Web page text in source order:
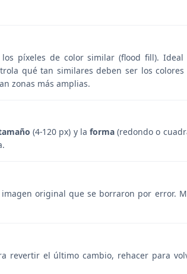
píxeles de color similar (flood fill). Ideal
qué tan similares deben ser los colores
zonas más amplias.
(4-120 px) y laforma (redondo o
original que se borraron por error.
revertir el último cambio, rehacer para